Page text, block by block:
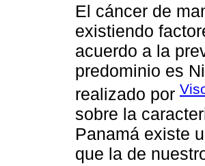
El cáncer de
existiendo
acuerdo a la
predominio es
realizado por
sobre la
Panamá existe
que la de